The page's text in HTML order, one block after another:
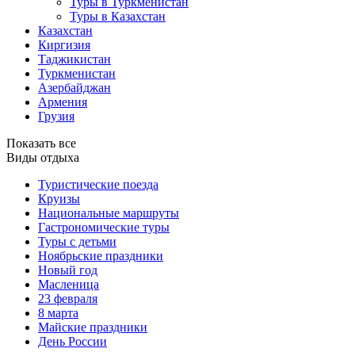
Туры в Казахстан
Казахстан
Киргизия
Таджикистан
Туркменистан
Азербайджан
Армения
Грузия
Показать все
Виды отдыха
Туристические поезда
Круизы
Национальные маршруты
Гастрономические туры
Туры с детьми
Ноябрьские праздники
Новый год
Масленица
23 февраля
8 марта
Майские праздники
День России